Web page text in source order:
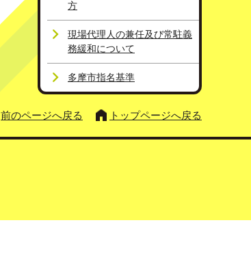
方
現場代理人の兼任及び常駐義
務緩和について
多摩市指名基準
前のページへ戻る トップページへ戻る